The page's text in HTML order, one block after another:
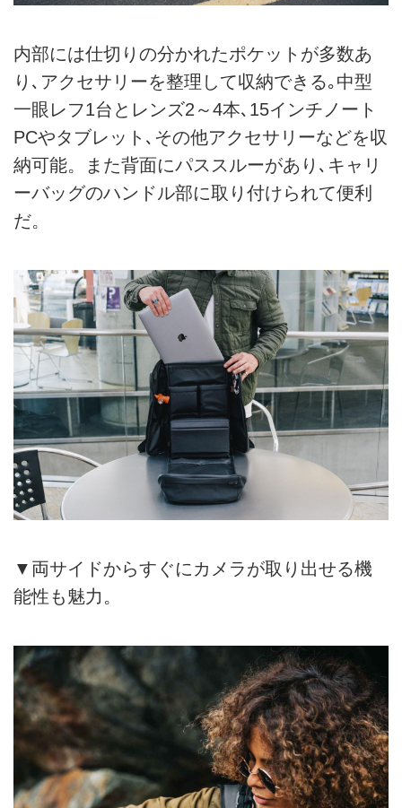
内部には仕切りの分かれたポケットが多数あ
り､アクセサリーを整理して収納できる｡中型
一眼レフ1台とレンズ2～4本､15インチノート
PCやタブレット､その他アクセサリーなどを収
納可能。また背面にパススルーがあり､キャリ
ーバッグのハンドル部に取り付けられて便利
だ。
▼両サイドからすぐにカメラが取り出せる機
能性も魅力。